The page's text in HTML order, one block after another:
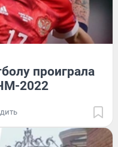
проиграла
2022